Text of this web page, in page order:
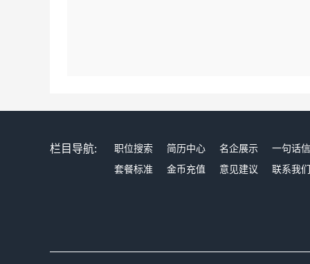
栏目导航: 职位搜索 简历中心 名企展示
一句话
套餐标准
金币充值 意见建议 联系我们